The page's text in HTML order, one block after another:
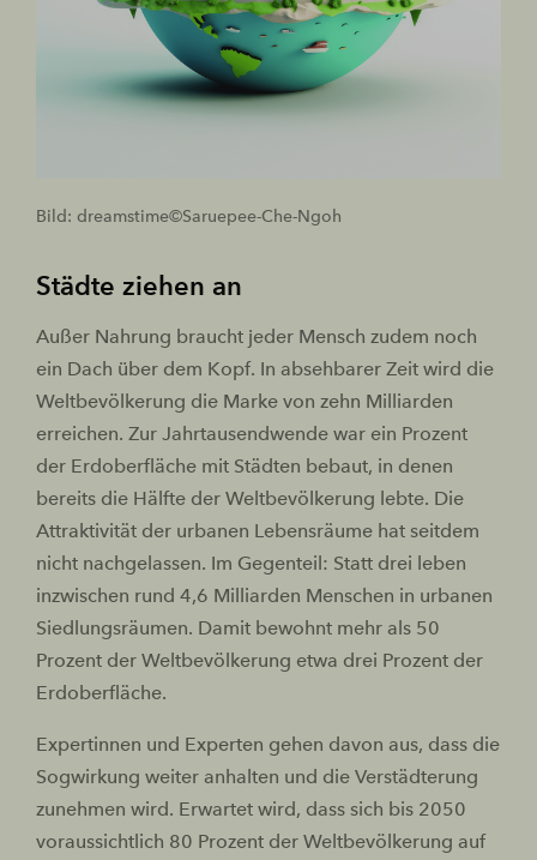
Bild: dreamstime©Saruepee-Che-Ngoh
Städte ziehen an
Außer Nahrung braucht jeder Mensch zudem noch
ein Dach über dem Kopf. In absehbarer Zeit wird die
Weltbevölkerung die Marke von zehn Milliarden
erreichen. Zur Jahrtausendwende war ein Prozent
der Erdoberfläche mit Städten bebaut, in denen
bereits die Hälfte der Weltbevölkerung lebte. Die
Attraktivität der urbanen Lebensräume hat seitdem
nicht nachgelassen. Im Gegenteil: Statt drei leben
inzwischen rund 4,6 Milliarden Menschen in urbanen
Siedlungsräumen. Damit bewohnt mehr als 50
Prozent der Weltbevölkerung etwa drei Prozent der
Erdoberfläche.
Expertinnen und Experten gehen davon aus, dass die
Sogwirkung weiter anhalten und die Verstädterung
zunehmen wird. Erwartet wird, dass sich bis 2050
voraussichtlich 80 Prozent der Weltbevölkerung auf